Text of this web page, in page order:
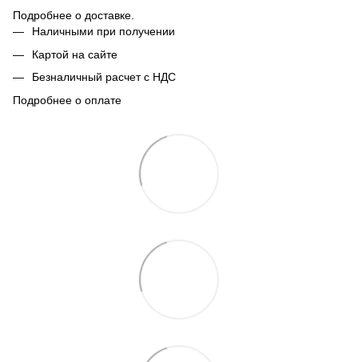
Подробнее о доставке.
Наличными при получении
Картой на сайте
Безналичный расчет с НДС
Подробнее о оплате